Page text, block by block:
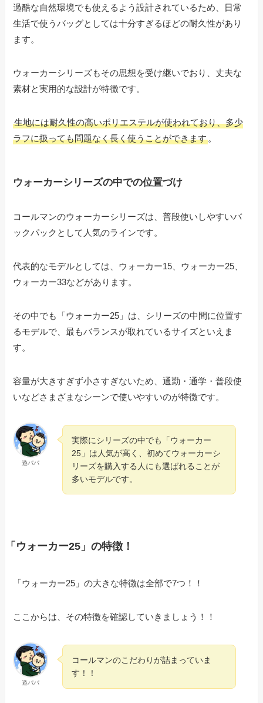
過酷な自然環境でも使えるよう設計されているため、日常
生活で使うバッグとしては十分すぎるほどの耐久性があり
ます。
ウォーカーシリーズもその思想を受け継いでおり、丈夫な
素材と実用的な設計が特徴です。
生地には耐久性の高いポリエステルが使われており、多少
ラフに扱っても問題なく長く使うことができます 。
ウォーカーシリーズの中での位置づけ
コールマンのウォーカーシリーズは、普段使いしやすいバ
ックパックとして人気のラインです。
代表的なモデルとしては、ウォーカー15、ウォーカー25、
ウォーカー33などがあります。
その中でも「ウォーカー25」は、シリーズの中間に位置す
るモデルで、最もバランスが取れているサイズといえま
す。
容量が大きすぎず小さすぎないため、通勤・通学・普段使
いなどさまざまなシーンで使いやすいのが特徴です。
遊パパ
実際にシリーズの中でも「ウォーカー
25」は人気が高く、初めてウォーカーシ
リーズを購入する人にも選ばれることが
多いモデルです。
「ウォーカー25」の特徴！
「ウォーカー25」の大きな特徴は全部で7つ！！
ここからは、その特徴を確認していきましょう！！
遊パパ
コールマンのこだわりが詰まっていま
す！！